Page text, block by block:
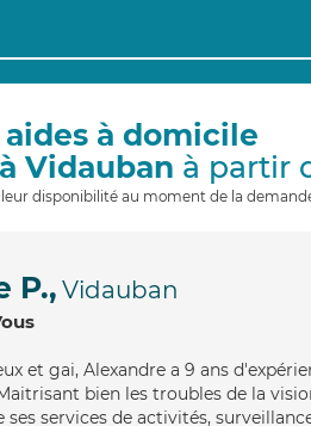
aides à domicile
à Vidauban à partir
leur disponibilité au moment de la
P., Vidauban
et gai, Alexandre a 9 ans
bien les troubles de la
ses services de activités,